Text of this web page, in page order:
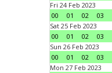
Fri 24 Feb 2023
00
01 02
03
Sat 25 Feb 2023
00
01 02
03
Sun 26 Feb 2023
00
01 02
03
Mon 27 Feb 2023